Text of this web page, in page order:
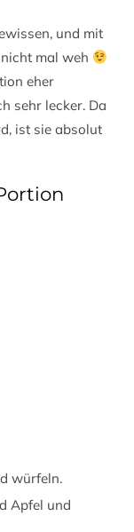
und mit
mal weh
eher
sehr lecker. Da
ist sie absolut
würfeln.
Apfel und